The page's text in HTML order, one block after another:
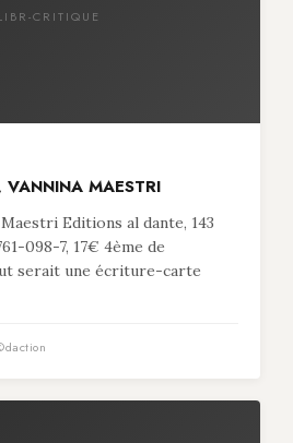
CRITIQUE
MAESTRI
Editions al dante, 143
098-7, 17€ 4ème de
serait une écriture-carte